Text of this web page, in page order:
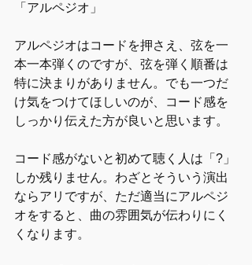
「アルペジオ」
アルペジオはコードを押さえ、弦を一
本一本弾くのですが、弦を弾く順番は
特に決まりがありません。でも一つだ
け気をつけてほしいのが、コード感を
しっかり伝えた方が良いと思います。
コード感がないと初めて聴く人は「?」
しか残りません。わざとそういう演出
ならアリですが、ただ適当にアルペジ
オをすると、曲の雰囲気が伝わりにく
くなります。